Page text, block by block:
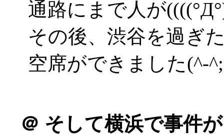
通路にまで人が
その後、渋谷を過ぎ
空席ができました(^-
＠ そして横浜で事件